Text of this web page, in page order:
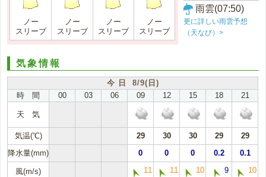
ノー
スリーブ
ノー
スリーブ
ノー
スリーブ
ノー
スリーブ
雨雲(07:50)
更に詳しい雨雲予想
（天なび）>
気象情報
今 日 8/9(日)
時 間
00 03 06 09 12 15 18 21
天 気
気温(℃) 29 30 30 29
29
降水量(mm)
0 0 0 0.2 0.1
風(m/s) 11 11 10 9 10